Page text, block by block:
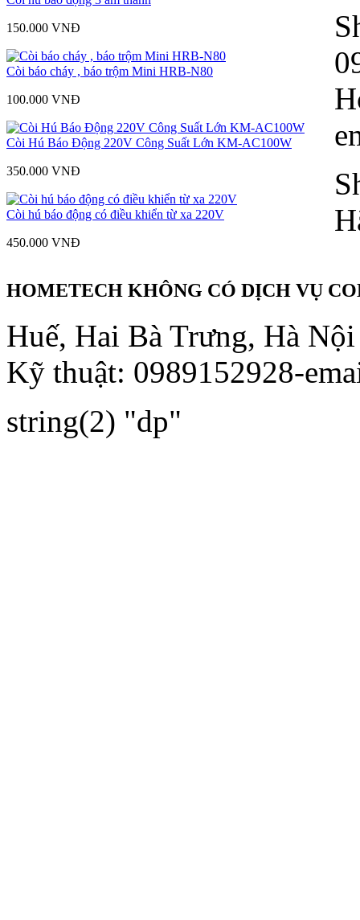
150.000 VNÐ
Còi báo cháy , báo trộm Mini HRB-N80
100.000 VNÐ
Còi Hú Báo Động 220V Công Suất Lớn KM-AC100W
350.000 VNÐ
Còi hú báo động có điều khiển từ xa 220V
450.000 VNÐ
HOMETECH KHÔNG CÓ DỊCH VỤ
Huế, Hai Bà Trưng, Hà Nội
Kỹ thuật: 0989152928-
string(2) "dp"